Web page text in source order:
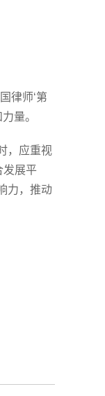
律师‘第
量。
，应重视
发展平
力，推动